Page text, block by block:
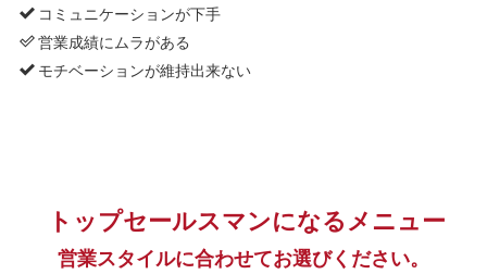
コミュニケーションが下手
営業成績にムラがある
モチベーションが維持出来ない
トップセールスマンになるメニュー
営業スタイルに合わせてお選びください。